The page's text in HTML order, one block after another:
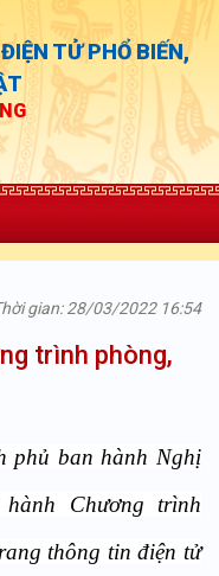
TỬ PHỔ BIẾN,
gian: 28/03/2022 16:54
trình phòng,
phủ ban hành Nghị
Chương trình
thông tin điện tử